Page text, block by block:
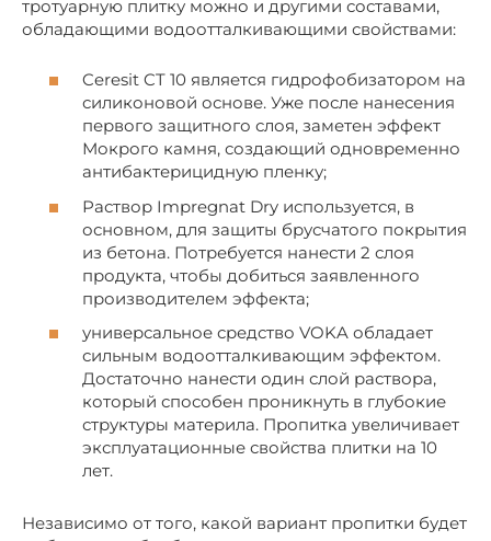
тротуарную плитку можно и другими составами,
обладающими водоотталкивающими свойствами:
Ceresit CT 10 является гидрофобизатором на
силиконовой основе. Уже после нанесения
первого защитного слоя, заметен эффект
Мокрого камня, создающий одновременно
антибактерицидную пленку;
Раствор Impregnat Dry используется, в
основном, для защиты брусчатого покрытия
из бетона. Потребуется нанести 2 слоя
продукта, чтобы добиться заявленного
производителем эффекта;
универсальное средство VOKA обладает
сильным водоотталкивающим эффектом.
Достаточно нанести один слой раствора,
который способен проникнуть в глубокие
структуры материла. Пропитка увеличивает
эксплуатационные свойства плитки на 10
лет.
Независимо от того, какой вариант пропитки будет